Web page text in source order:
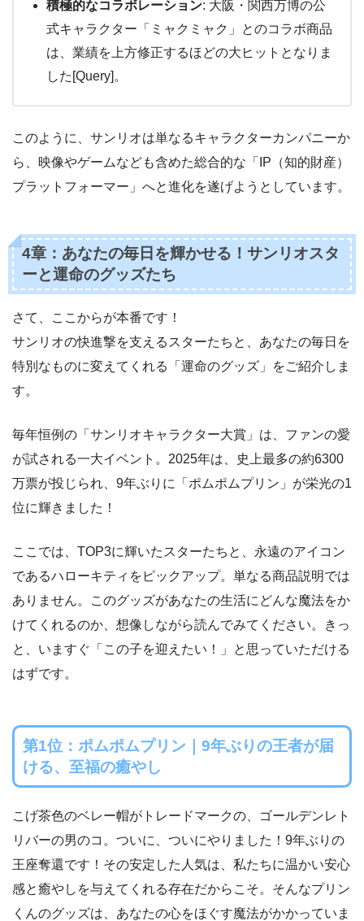
積極的なコラボレーション: 大阪・関西万博の公
式キャラクター「ミャクミャク」とのコラボ商品
は、業績を上方修正するほどの大ヒットとなりま
した[Query]。
このように、サンリオは単なるキャラクターカンパニーか
ら、映像やゲームなども含めた総合的な「IP（知的財産）
プラットフォーマー」へと進化を遂げようとしています。
4章：あなたの毎日を輝かせる！サンリオスタ
ーと運命のグッズたち
さて、ここからが本番です！
サンリオの快進撃を支えるスターたちと、あなたの毎日を
特別なものに変えてくれる「運命のグッズ」をご紹介しま
す。
毎年恒例の「サンリオキャラクター大賞」は、ファンの愛
が試される一大イベント。2025年は、史上最多の約6300
万票が投じられ、9年ぶりに「ポムポムプリン」が栄光の1
位に輝きました！
ここでは、TOP3に輝いたスターたちと、永遠のアイコン
であるハローキティをピックアップ。単なる商品説明では
ありません。このグッズがあなたの生活にどんな魔法をか
けてくれるのか、想像しながら読んでみてください。きっ
と、いますぐ「この子を迎えたい！」と思っていただける
はずです。
第1位：ポムポムプリン｜9年ぶりの王者が届
ける、至福の癒やし
こげ茶色のベレー帽がトレードマークの、ゴールデンレト
リバーの男のコ。ついに、ついにやりました！9年ぶりの
王座奪還です！その安定した人気は、私たちに温かい安心
感と癒やしを与えてくれる存在だからこそ。そんなプリン
くんのグッズは、あなたの心をほぐす魔法がかかっていま